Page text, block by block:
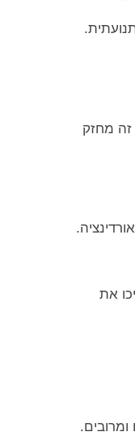
זה מחזק
את
ומרובים.